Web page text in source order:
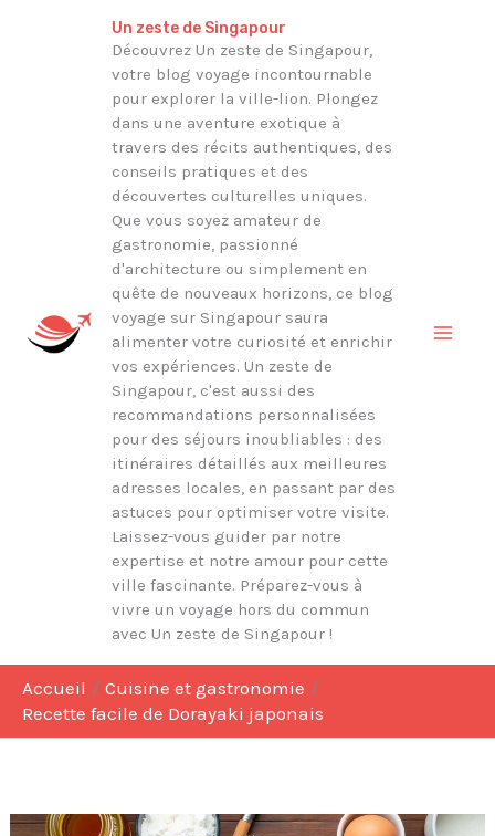
Un zeste de Singapour
Découvrez Un zeste de Singapour,
votre blog voyage incontournable
pour explorer la ville-lion. Plongez
dans une aventure exotique à
travers des récits authentiques, des
conseils pratiques et des
découvertes culturelles uniques.
Que vous soyez amateur de
gastronomie, passionné
d'architecture ou simplement en
quête de nouveaux horizons, ce blog
voyage sur Singapour saura
alimenter votre curiosité et enrichir
vos expériences. Un zeste de
Singapour, c'est aussi des
recommandations personnalisées
pour des séjours inoubliables : des
itinéraires détaillés aux meilleures
adresses locales, en passant par des
astuces pour optimiser votre visite.
Laissez-vous guider par notre
expertise et notre amour pour cette
ville fascinante. Préparez-vous à
vivre un voyage hors du commun
avec Un zeste de Singapour !
Accueil
Cuisine et gastronomie
Recette facile de Dorayaki japonais
Rechercher